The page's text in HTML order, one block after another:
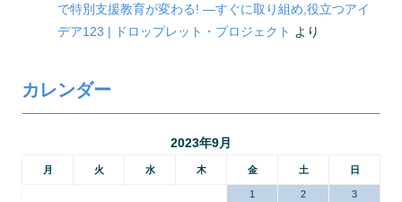
で特別支援教育が変わる! ―すぐに取り組め,役立つアイ
デア123 | ドロップレット・プロジェクト より
カレンダー
2023年9月
月 火 水 木 金 土 日
1 2
3